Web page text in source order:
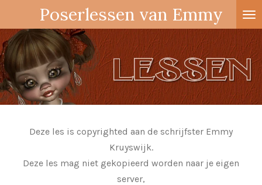
direct
naar
de
hoofdinhoud
Poserlessen van Emmy
Deze les is copyrighted aan de schrijfster Emmy
Kruyswijk.
Deze les mag niet gekopieerd worden naar je eigen
server,